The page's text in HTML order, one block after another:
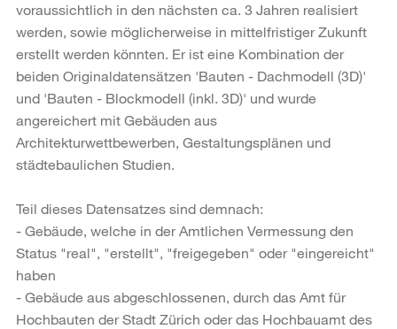
voraussichtlich in den nächsten ca. 3 Jahren realisiert
werden, sowie möglicherweise in mittelfristiger Zukunft
erstellt werden könnten. Er ist eine Kombination der
beiden Originaldatensätzen 'Bauten - Dachmodell (3D)'
und 'Bauten - Blockmodell (inkl. 3D)' und wurde
angereichert mit Gebäuden aus
Architekturwettbewerben, Gestaltungsplänen und
städtebaulichen Studien.
Teil dieses Datensatzes sind demnach:
- Gebäude, welche in der Amtlichen Vermessung den
Status "real", "erstellt", "freigegeben" oder "eingereicht"
haben
- Gebäude aus abgeschlossenen, durch das Amt für
Hochbauten der Stadt Zürich oder das Hochbauamt des